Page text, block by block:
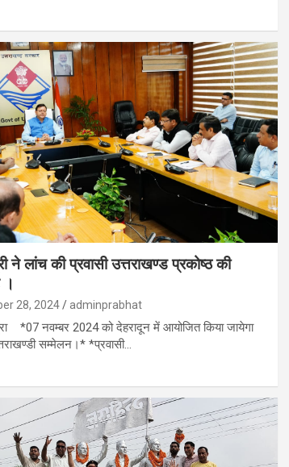
ने लांच की प्रवासी उत्तराखण्ड प्रकोष्ठ की
।
28, 2024 adminprabhat
*07 नवम्बर 2024 को देहरादून में आयोजित किया जायेगा
सम्मेलन।* *प्रवासी…